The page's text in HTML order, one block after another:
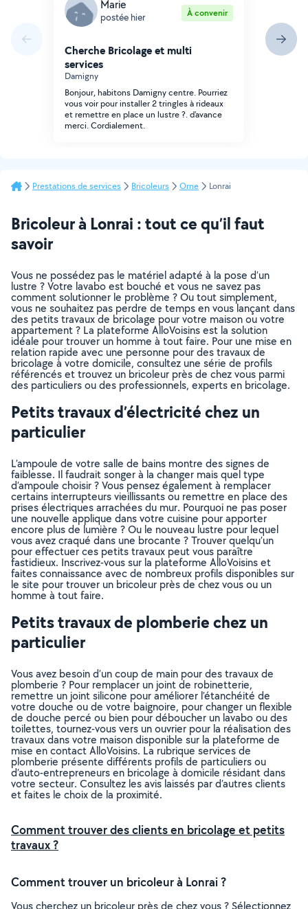
Marie
postée hier À convenir
Cherche Bricolage et multi
services
Damigny
Bonjour, habitons Damigny centre. Pourriez
vous voir pour installer 2 tringles à rideaux
et remettre en place un lustre ?. d'avance
merci. Cordialement.
Prestations de services Bricoleurs Orne Lonrai
Bricoleur à Lonrai : tout ce qu’il faut
savoir
Vous ne possédez pas le matériel adapté à la pose d’un
lustre ? Votre lavabo est bouché et vous ne savez pas
comment solutionner le problème ? Ou tout simplement,
vous ne souhaitez pas perdre de temps en vous lançant dans
des petits travaux de bricolage pour votre maison ou votre
appartement ? La plateforme AlloVoisins est la solution
idéale pour trouver un homme à tout faire. Pour une mise en
relation rapide avec une personne pour des travaux de
bricolage à votre domicile, consultez une série de profils
référencés et trouvez un bricoleur près de chez vous parmi
des particuliers ou des professionnels, experts en bricolage.
Petits travaux d’électricité chez un
particulier
L’ampoule de votre salle de bains montre des signes de
faiblesse. Il faudrait songer à la changer mais quel type
d’ampoule choisir ? Vous pensez également à remplacer
certains interrupteurs vieillissants ou remettre en place des
prises électriques arrachées du mur. Pourquoi ne pas poser
une nouvelle applique dans votre cuisine pour apporter
encore plus de lumière ? Ou le nouveau lustre pour lequel
vous avez craqué dans une brocante ? Trouver quelqu’un
pour effectuer ces petits travaux peut vous paraître
fastidieux. Inscrivez-vous sur la plateforme AlloVoisins et
faites connaissance avec de nombreux profils disponibles sur
le site pour trouver un bricoleur près de chez vous ou un
homme à tout faire.
Petits travaux de plomberie chez un
particulier
Vous avez besoin d’un coup de main pour des travaux de
plomberie ? Pour remplacer un joint de robinetterie,
remettre un joint silicone pour améliorer l’étanchéité de
votre douche ou de votre baignoire, pour changer un flexible
de douche percé ou bien pour déboucher un lavabo ou des
toilettes, tournez-vous vers un ouvrier pour la réalisation des
travaux dans votre maison disponible sur la plateforme de
mise en contact AlloVoisins. La rubrique services de
plomberie présente différents profils de particuliers ou
d’auto-entrepreneurs en bricolage à domicile résidant dans
votre secteur. Consultez les avis laissés par d’autres clients
et faites le choix de la proximité.
Comment trouver des clients en bricolage et petits
travaux ?
Comment trouver un bricoleur à Lonrai ?
Vous cherchez un bricoleur près de chez vous ? Sélectionnez